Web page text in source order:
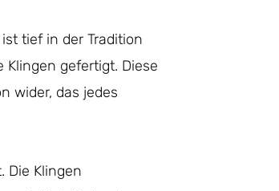
tief in der Tradition
gefertigt. Diese
wider, das jedes
Die Klingen